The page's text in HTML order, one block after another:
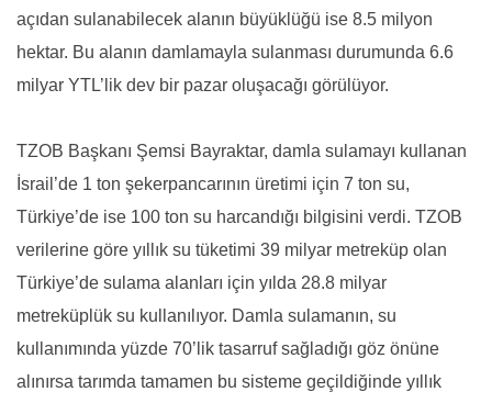
açıdan sulanabilecek alanın büyüklüğü ise 8.5 milyon
hektar. Bu alanın damlamayla sulanması durumunda 6.6
milyar YTL’lik dev bir pazar oluşacağı görülüyor.
TZOB Başkanı Şemsi Bayraktar, damla sulamayı kullanan
İsrail’de 1 ton şekerpancarının üretimi için 7 ton su,
Türkiye’de ise 100 ton su harcandığı bilgisini verdi. TZOB
verilerine göre yıllık su tüketimi 39 milyar metreküp olan
Türkiye’de sulama alanları için yılda 28.8 milyar
metreküplük su kullanılıyor. Damla sulamanın, su
kullanımında yüzde 70’lik tasarruf sağladığı göz önüne
alınırsa tarımda tamamen bu sisteme geçildiğinde yıllık